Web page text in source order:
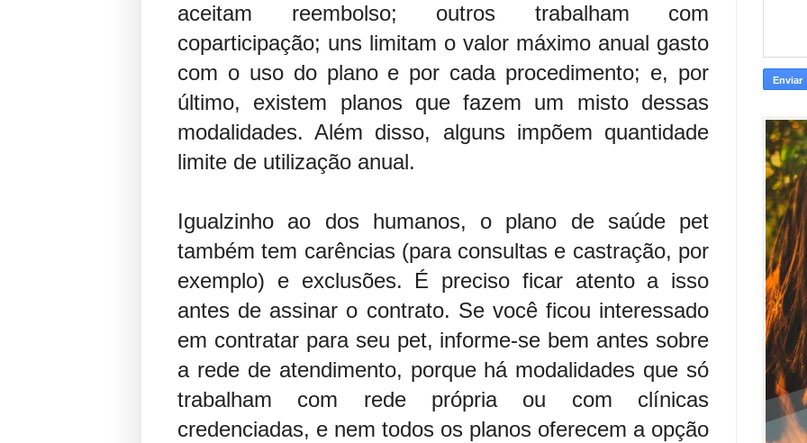
aceitam reembolso; outros trabalham com
coparticipação; uns limitam o valor máximo anual gasto
com o uso do plano e por cada procedimento; e, por
último, existem planos que fazem um misto dessas
modalidades. Além disso, alguns impõem quantidade
limite de utilização anual.
Igualzinho ao dos humanos, o plano de saúde pet
também tem carências (para consultas e castração, por
exemplo) e exclusões. É preciso ficar atento a isso
antes de assinar o contrato. Se você ficou interessado
em contratar para seu pet, informe-se bem antes sobre
a rede de atendimento, porque há modalidades que só
trabalham com rede própria ou com clínicas
credenciadas, e nem todos os planos oferecem a opção